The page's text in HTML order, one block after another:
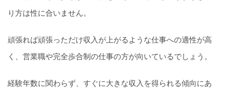
り方は性に合いません。
頑張れば頑張っただけ収入が上がるような仕事への適性が高
く、営業職や完全歩合制の仕事の方が向いているでしょう。
経験年数に関わらず、すぐに大きな収入を得られる傾向にあ